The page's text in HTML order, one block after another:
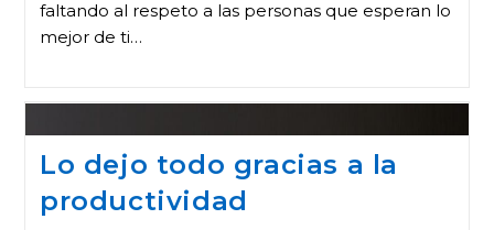
faltando al respeto a las personas que esperan lo
mejor de ti…
Lo dejo todo gracias a la
productividad